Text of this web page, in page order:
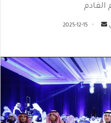
القادم
ل
ب
ر
ا
2025-12-15